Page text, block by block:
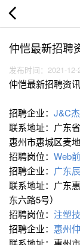
仲恺最新招聘
发布时间：2021-
仲恺最新招聘资
招聘企业： J&C
联系地址：广东
惠州市惠城区麦
招聘岗位： Web
招聘企业： 广东
联系地址：广东
东六路5号）
招聘岗位： 注塑
招聘企业： 惠州